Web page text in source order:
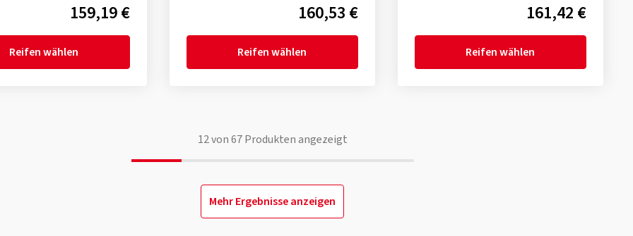
159,19 €
Reifen wählen
160,53 €
Reifen wählen
161,42 €
Reifen wählen
12von67Produkten angezeigt
Mehr Ergebnisse anzeigen